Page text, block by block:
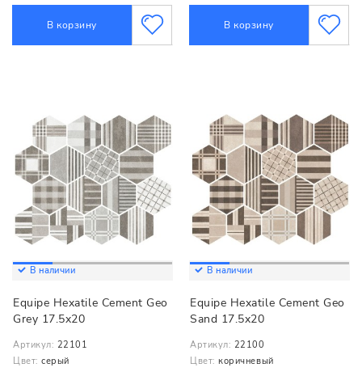
В корзину В корзину
В наличии
Equipe Hexatile Cement Geo
Grey 17.5x20
Артикул: 22101
Цвет: серый
В наличии
Equipe Hexatile Cement Geo
Sand 17.5x20
Артикул: 22100
Цвет: коричневый